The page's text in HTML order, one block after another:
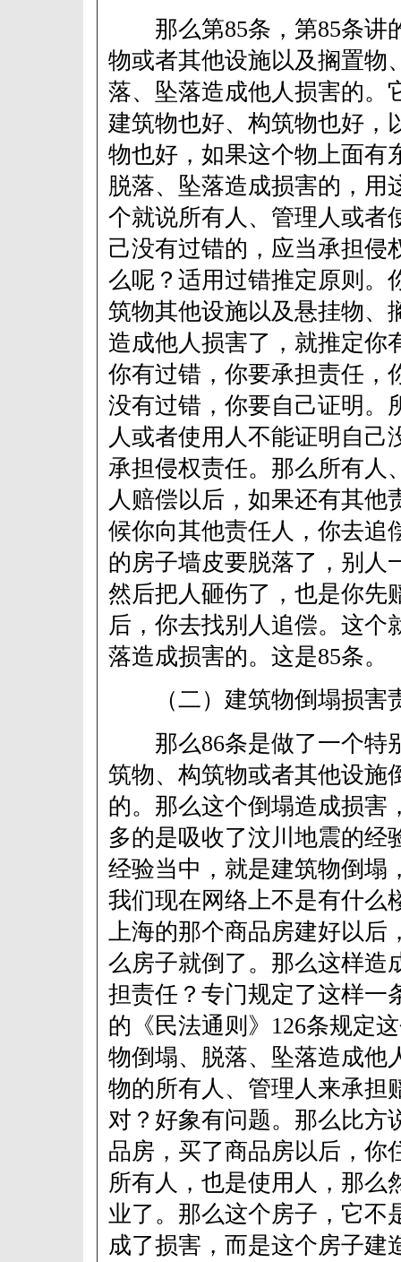
那么第85条，第85条讲
物或者其他设施以及搁置物
落、坠落造成他人损害的。
建筑物也好、构筑物也好，
物也好，如果这个物上面有
脱落、坠落造成损害的，用
个就说所有人、管理人或者
己没有过错的，应当承担侵
么呢？适用过错推定原则。
筑物其他设施以及悬挂物、
造成他人损害了，就推定你
你有过错，你要承担责任，
没有过错，你要自己证明。
人或者使用人不能证明自己
承担侵权责任。那么所有人
人赔偿以后，如果还有其他
候你向其他责任人，你去追
的房子墙皮要脱落了，别人
然后把人砸伤了，也是你先
后，你去找别人追偿。这个
落造成损害的。这是85条。
（二）建筑物倒塌损害
那么86条是做了一个特
筑物、构筑物或者其他设施
的。那么这个倒塌造成损害
多的是吸收了汶川地震的经
经验当中，就是建筑物倒塌
我们现在网络上不是有什么
上海的那个商品房建好以后
么房子就倒了。那么这样造
担责任？专门规定了这样一
的《民法通则》126条规定
物倒塌、脱落、坠落造成他
物的所有人、管理人来承担
对？好象有问题。那么比方
品房，买了商品房以后，你
所有人，也是使用人，那么
业了。那么这个房子，它不
成了损害，而是这个房子建